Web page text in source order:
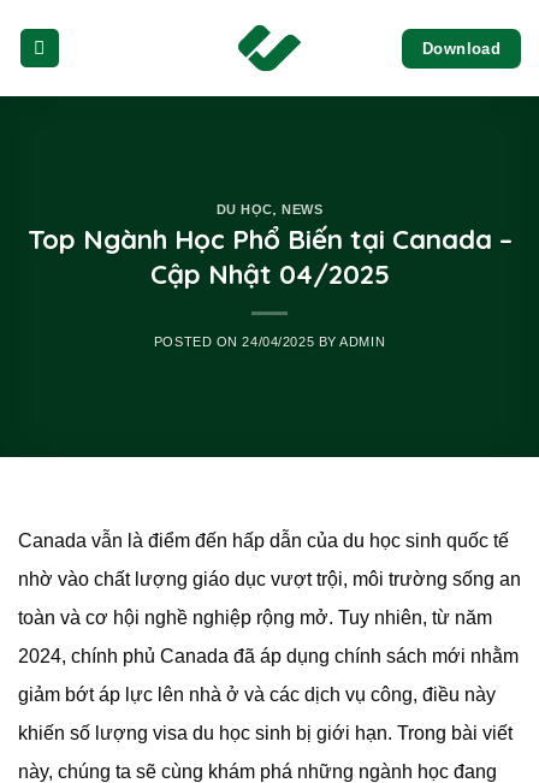
content
Download
DU HỌC ,NEWS
Top Ngành Học Phổ Biến tại Canada –
Cập Nhật 04/2025
POSTED ON24/04/2025 BYADMIN
Canada vẫn là điểm đến hấp dẫn của du học sinh quốc tế
nhờ vào chất lượng giáo dục vượt trội, môi trường sống an
toàn và cơ hội nghề nghiệp rộng mở. Tuy nhiên, từ năm
2024, chính phủ Canada đã áp dụng chính sách mới nhằm
giảm bớt áp lực lên nhà ở và các dịch vụ công, điều này
khiến số lượng visa du học sinh bị giới hạn. Trong bài viết
này, chúng ta sẽ cùng khám phá những ngành học đang